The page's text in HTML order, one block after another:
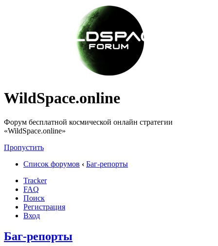
WildSpace.online
Форум бесплатной космической онлайн стратегии
«WildSpace.online»
Пропустить
Список форумов ‹ Баг-репорты
Tracker
FAQ
Поиск
Регистрация
Вход
Баг-репорты